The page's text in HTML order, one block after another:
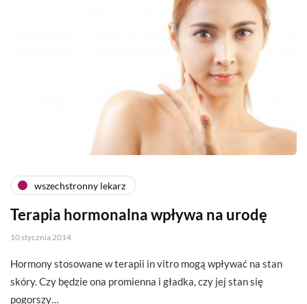
wszechstronny lekarz
Terapia hormonalna wpływa na urodę
10 stycznia 2014
Hormony stosowane w terapii in vitro mogą wpływać na stan
skóry. Czy będzie ona promienna i gładka, czy jej stan się
pogorszy…